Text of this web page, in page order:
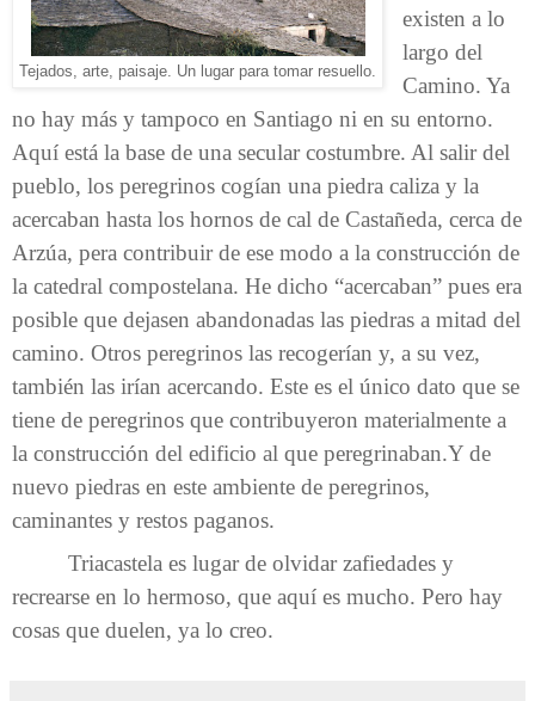
Tejados, arte, paisaje. Un lugar para tomar resuello.
existen a lo
largo del
Camino. Ya
no hay más y tampoco en Santiago ni en su entorno.
Aquí está la base de una secular costumbre. Al salir del
pueblo, los peregrinos cogían una piedra caliza y la
acercaban hasta los hornos de cal de Castañeda, cerca de
Arzúa, pera contribuir de ese modo a la construcción de
la catedral compostelana. He dicho “acercaban” pues era
posible que dejasen abandonadas las piedras a mitad del
camino. Otros peregrinos las recogerían y, a su vez,
también las irían acercando. Este es el único dato que se
tiene de peregrinos que contribuyeron materialmente a
la construcción del edificio al que peregrinaban.Y de
nuevo piedras en este ambiente de peregrinos,
caminantes y restos paganos.
Triacastela es lugar de olvidar zafiedades y
recrearse en lo hermoso, que aquí es mucho. Pero hay
cosas que duelen, ya lo creo.